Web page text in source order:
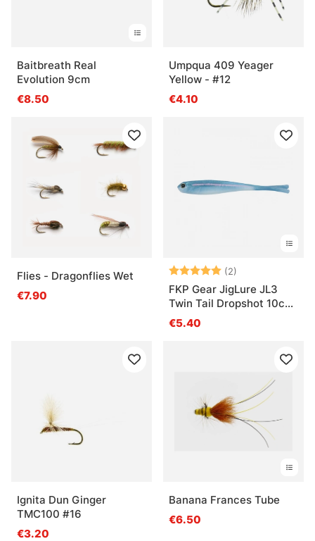
Baitbreath Real
Evolution 9cm
€8.50
Umpqua 409 Yeager
Yellow - #12
€4.10
Flies - Dragonflies Wet
€7.90
Beoordeling:
(2)
FKP Gear JigLure JL3
Twin Tail Dropshot 10cm
(5-pak)
€5.40
Ignita Dun Ginger
TMC100 #16
€3.20
Banana Frances Tube
€6.50